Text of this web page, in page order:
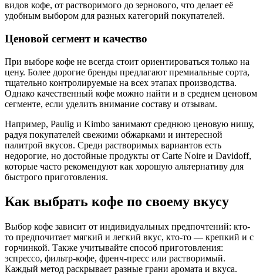
видов кофе, от растворимого до зернового, что делает её
удобным выбором для разных категорий покупателей.
Ценовой сегмент и качество
При выборе кофе не всегда стоит ориентироваться только на
цену. Более дорогие бренды предлагают премиальные сорта,
тщательно контролируемые на всех этапах производства.
Однако качественный кофе можно найти и в среднем ценовом
сегменте, если уделить внимание составу и отзывам.
Например, Paulig и Kimbo занимают среднюю ценовую нишу,
радуя покупателей свежими обжарками и интересной
палитрой вкусов. Среди растворимых вариантов есть
недорогие, но достойные продукты от Carte Noire и Davidoff,
которые часто рекомендуют как хорошую альтернативу для
быстрого приготовления.
Как выбрать кофе по своему вкусу
Выбор кофе зависит от индивидуальных предпочтений: кто-
то предпочитает мягкий и легкий вкус, кто-то — крепкий и с
горчинкой. Также учитывайте способ приготовления:
эспрессо, фильтр-кофе, френч-пресс или растворимый.
Каждый метод раскрывает разные грани аромата и вкуса.